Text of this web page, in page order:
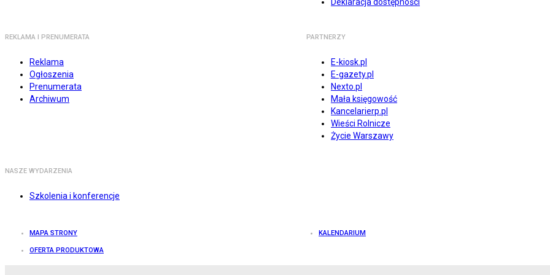
REKLAMA I PRENUMERATA
Reklama
Ogłoszenia
Prenumerata
Archiwum
PARTNERZY
E-kiosk.pl
E-gazety.pl
Nexto.pl
Mała księgowość
Kancelarierp.pl
Wieści Rolnicze
Życie Warszawy
NASZE WYDARZENIA
Szkolenia i konferencje
MAPA STRONY KALENDARIUM
OFERTA PRODUKTOWA